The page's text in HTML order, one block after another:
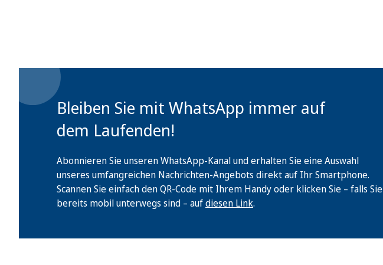
Bleiben Sie mit WhatsApp immer auf
dem Laufenden!
Abonnieren Sie unseren WhatsApp-Kanal und erhalten Sie eine Auswahl
unseres umfangreichen Nachrichten-Angebots direkt auf Ihr Smartphone.
Scannen Sie einfach den QR-Code mit Ihrem Handy oder klicken Sie – falls Sie
bereits mobil unterwegs sind – aufdiesen Link.